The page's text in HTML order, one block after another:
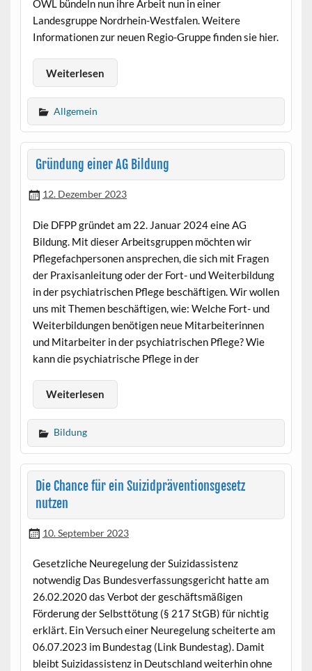
OWL bündeln nun ihre Arbeit nun in einer
Landesgruppe Nordrhein-Westfalen. Weitere
Informationen zur neuen Regio-Gruppe finden sie hier.
Weiterlesen
Allgemein
Gründung einer AG Bildung
12. Dezember 2023
Die DFPP gründet am 22. Januar 2024 eine AG
Bildung. Mit dieser Arbeitsgruppen möchten wir
Pflegefachpersonen ansprechen, die sich mit Fragen
der Praxisanleitung oder der Fort- und Weiterbildung
in der psychiatrischen Pflege beschäftigen. Wir wollen
uns mit Themen beschäftigen, wie: Welche Fort- und
Weiterbildungen benötigen neue Mitarbeiterinnen
und Mitarbeiter in der psychiatrischen Pflege? Wie
kann die psychiatrische Pflege in der
Weiterlesen
Bildung
Die Chance für ein Suizidpräventionsgesetz
nutzen
10. September 2023
Gesetzliche Neuregelung der Suizidassistenz
notwendig Das Bundesverfassungsgericht hatte am
26.02.2020 das Verbot der geschäftsmäßigen
Förderung der Selbsttötung (§ 217 StGB) für nichtig
erklärt. Ein Versuch einer Neuregelung scheiterte am
06.07.2023 im Bundestag (Link Bundestag). Damit
bleibt Suizidassistenz in Deutschland weiterhin ohne